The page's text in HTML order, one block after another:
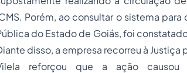
Porém, ao consultar o sistema
do Estado de Goiás, foi
disso, a empresa recorreu à
reforçou que a ação